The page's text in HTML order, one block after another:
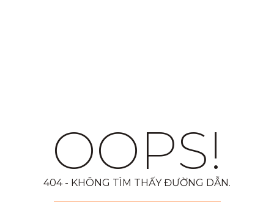
OOPS!
404 - KHÔNG TÌM THẤY ĐƯỜNG DẪN.